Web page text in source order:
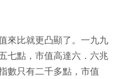
來比就更凸顯了。一九九
七點，市值高達六．六兆
數只有二千多點，市值